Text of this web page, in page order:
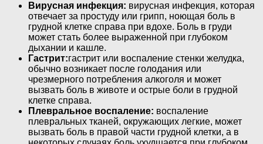
Вирусная инфекция: вирусная инфекция, которая
отвечает за простуду или грипп, ноющая боль в
грудной клетке справа при вдохе. Боль в груди
может стать более выраженной при глубоком
дыхании и кашле.
Гастрит:гастрит или воспаление стенки желудка,
обычно возникает после голодания или
чрезмерного потребления алкоголя и может
вызвать боль в животе и острые боли в грудной
клетке справа.
Плевральное воспаление: воспаление
плевральных тканей, окружающих легкие, может
вызвать боль в правой части грудной клетки, а в